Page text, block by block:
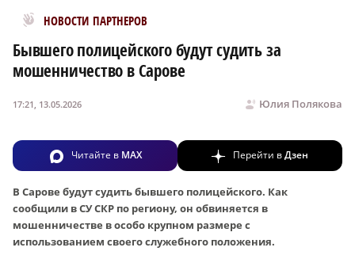
НОВОСТИ ПАРТНЕРОВ
Новости МирТесен
Бывшего полицейского будут судить за
мошенничество в Сарове
Юлия Полякова
17:21, 13.05.2026
Читайте в MAX Перейти вДзен
В Сарове будут судить бывшего полицейского. Как
сообщили в СУ СКР по региону, он обвиняется в
мошенничестве в особо крупном размере с
использованием своего служебного положения.